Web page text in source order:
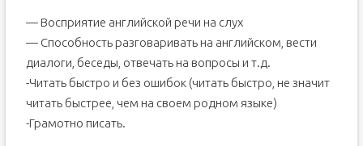
— Восприятие английской речи на слух
— Способность разговаривать на английском, вести
диалоги, беседы, отвечать на вопросы и т.д.
-Читать быстро и без ошибок (читать быстро, не значит
читать быстрее, чем на своем родном языке)
-Грамотно писать.